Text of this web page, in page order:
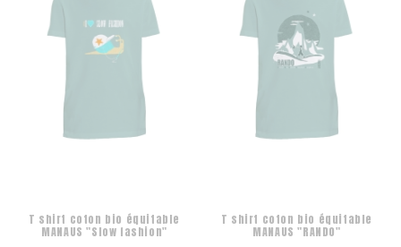
T shirt coton bio équitable
MANAUS "Slow fashion"
T shirt coton bio équitable
MANAUS "RANDO"